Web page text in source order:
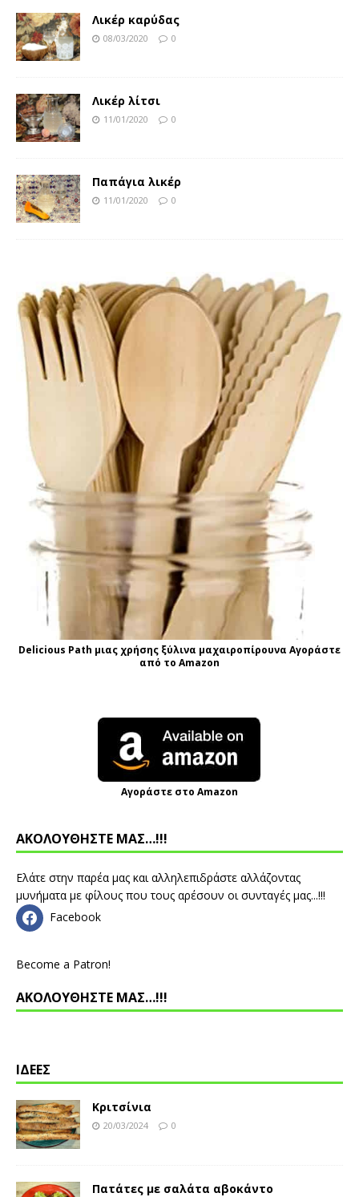
Λικέρ καρύδας
08/03/2020 0
Λικέρ λίτσι
11/01/2020 0
Παπάγια λικέρ
11/01/2020 0
Delicious Path μιας χρήσης ξύλινα μαχαιροπίρουνα Αγοράστε
από το Amazon
Αγοράστε στο Amazon
ΑΚΟΛΟΥΘΗΣΤΕ ΜΑΣ…!!!
Ελάτε στην παρέα μας και αλληλεπιδράστε αλλάζοντας
μυνήματα με φίλους που τους αρέσουν οι συνταγές μας...!!!
Facebook
Become a Patron!
ΑΚΟΛΟΥΘΗΣΤΕ ΜΑΣ…!!!
ΙΔΕΕΣ
Κριτσίνια
20/03/2024 0
Πατάτες με σαλάτα αβοκάντο